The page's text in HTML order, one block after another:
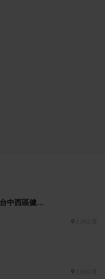
嵐山熟成牛かつ專売 台中西區健行店
1.84公里